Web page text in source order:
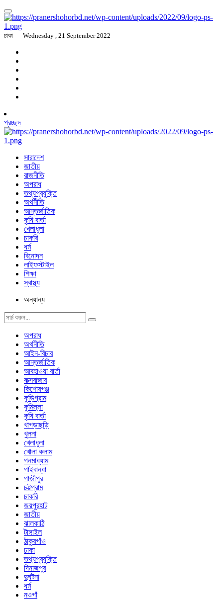
ঢাকা Wednesday , 21 September 2022
প্রচ্ছদ
সারাদেশ
জাতীয়
রাজনীতি
অপরাধ
তথ্যপ্রযুক্তি
অর্থনীতি
আন্তর্জাতিক
কৃষি বার্তা
খেলাধুলা
চাকরি
ধর্ম
বিনোদন
লাইফস্টাইল
শিক্ষা
স্বাস্থ্য
অন্যান্য
অপরাধ
অর্থনীতি
আইন-বিচার
আন্তর্জাতিক
আবহাওয়া বার্তা
কক্সবাজার
কিশোরগঞ্জ
কুড়িগ্রাম
কুমিল্লা
কৃষি বার্তা
খাগড়াছড়ি
খুলনা
খেলাধুলা
খোলা কলাম
গনমাধ্যাম
গাইবান্ধা
গাজীপুর
চট্টগ্রাম
চাকরি
জয়পুরহাট
জাতীয়
ঝালকাঠি
টাঙ্গাইল
ঠাকুরগাঁও
ঢাকা
তথ্যপ্রযুক্তি
দিনাজপুর
দুর্ঘটনা
ধর্ম
নওগাঁ